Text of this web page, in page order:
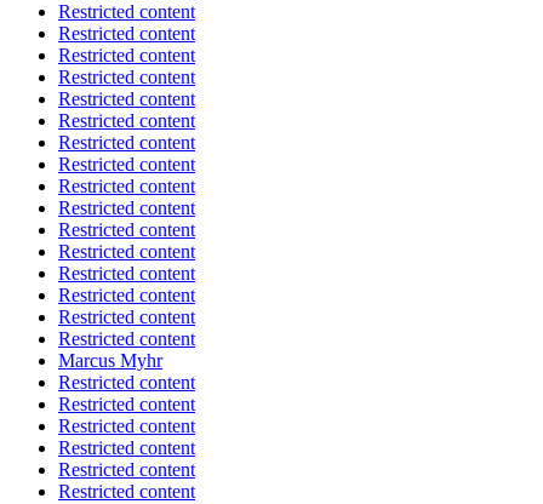
Restricted content
Restricted content
Restricted content
Restricted content
Restricted content
Restricted content
Restricted content
Restricted content
Restricted content
Restricted content
Restricted content
Restricted content
Restricted content
Restricted content
Restricted content
Restricted content
Marcus Myhr
Restricted content
Restricted content
Restricted content
Restricted content
Restricted content
Restricted content